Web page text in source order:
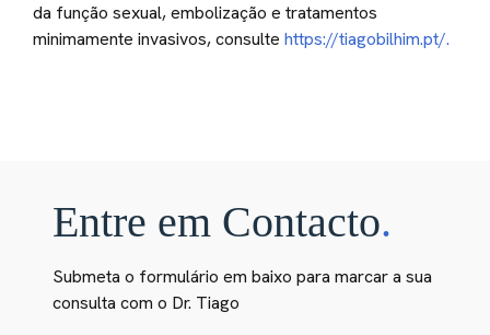
da função sexual, embolização e tratamentos
minimamente invasivos, consulte https://tiagobilhim.pt/.
Entre em Contacto.
Submeta o formulário em baixo para marcar a sua
consulta com o Dr. Tiago